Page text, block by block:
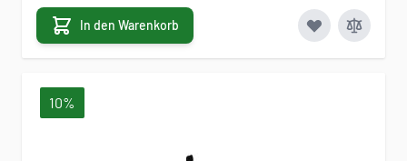
In den Warenkorb
10%